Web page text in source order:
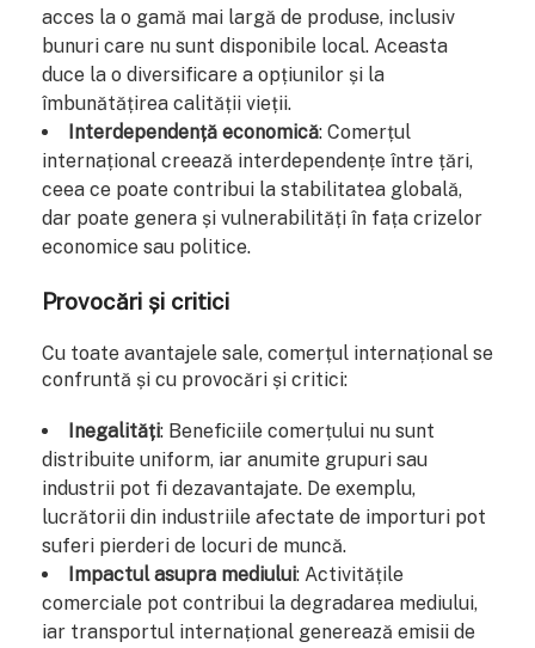
acces la o gamă mai largă de produse, inclusiv
bunuri care nu sunt disponibile local. Aceasta
duce la o diversificare a opțiunilor și la
îmbunătățirea calității vieții.
Interdependență economică: Comerțul
internațional creează interdependențe între țări,
ceea ce poate contribui la stabilitatea globală,
dar poate genera și vulnerabilități în fața crizelor
economice sau politice.
Provocări și critici
Cu toate avantajele sale, comerțul internațional se
confruntă și cu provocări și critici:
Inegalități: Beneficiile comerțului nu sunt
distribuite uniform, iar anumite grupuri sau
industrii pot fi dezavantajate. De exemplu,
lucrătorii din industriile afectate de importuri pot
suferi pierderi de locuri de muncă.
Impactul asupra mediului: Activitățile
comerciale pot contribui la degradarea mediului,
iar transportul internațional generează emisii de